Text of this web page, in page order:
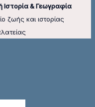
Ιστορία & Γεωγραφία
ζωής και ιστορίας